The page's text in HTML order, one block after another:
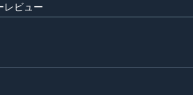
す。また、装備品には属性ボーナスのほ
生存を強化するためにゲーム内で使用さ
レビュー